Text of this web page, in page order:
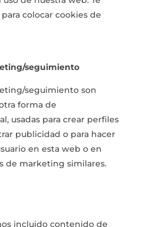
colocar cookies de
seguimiento
seguimiento son
forma de
usadas para crear perfiles
publicidad o para hacer
en esta web o en
de marketing similares.
incluido contenido de